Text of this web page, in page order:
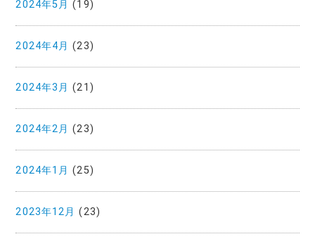
2024年5月 (19)
2024年4月 (23)
2024年3月 (21)
2024年2月 (23)
2024年1月 (25)
2023年12月 (23)